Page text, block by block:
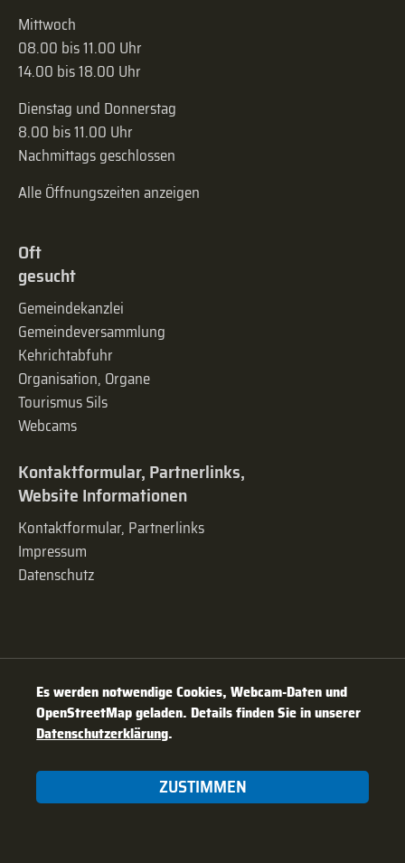
Mittwoch
08.00 bis 11.00 Uhr
14.00 bis 18.00 Uhr
Dienstag und Donnerstag
8.00 bis 11.00 Uhr
Nachmittags geschlossen
Alle Öffnungszeiten anzeigen
Oft
gesucht
Gemeindekanzlei
Gemeinde­versammlung
Kehrichtabfuhr
Organisation, Organe
Tourismus Sils
Webcams
Kontaktformular, Partnerlinks,
Website Informationen
Kontaktformular, Partnerlinks
Impressum
Datenschutz
Es werden notwendige Cookies, Webcam-Daten und
OpenStreetMap geladen. Details finden Sie in unserer
Datenschutzerklärung.
ZUSTIMMEN